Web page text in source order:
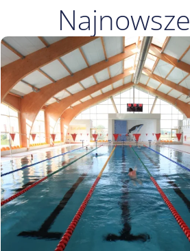
Najnowsze